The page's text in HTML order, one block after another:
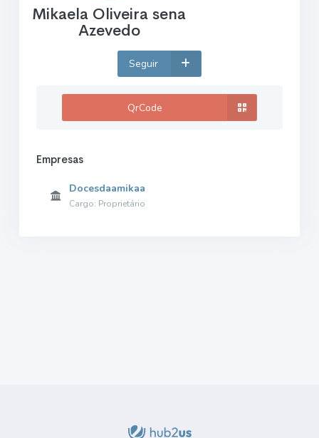
Mikaela Oliveira sena
Azevedo
Seguir
QrCode
Empresas
Docesdaamikaa
Cargo: Proprietário